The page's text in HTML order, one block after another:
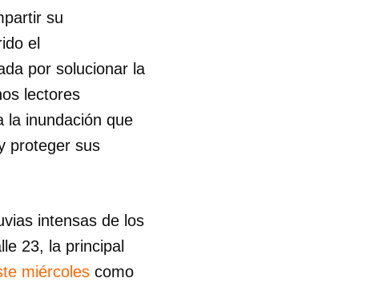
su
el
por solucionar la
lectores
la inundación que
proteger sus
intensas de los
23, la principal
miércoles como